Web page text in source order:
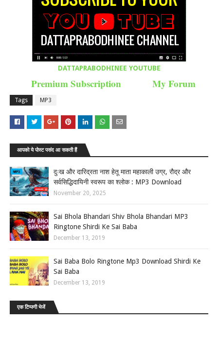
DATTAPRABODHINEE YOUTUBE
Premium Subscription My Forum
Tags MP3
आपको ये पोस्ट पसंद आ सकती हैं
दुःख और दारिद्रता नाश हेतू माता महाकाली उग्र, रौद्र और
सर्वसिद्धिदायिनी स्वरूप का श्लोक : MP3 Download
November 20, 2025
Sai Bhola Bhandari Shiv Bhola Bhandari MP3
Ringtone Shirdi Ke Sai Baba
December 13, 2019
Sai Baba Bolo Ringtone Mp3 Download Shirdi Ke
Sai Baba
December 13, 2019
एक टिप्पणी भेजें